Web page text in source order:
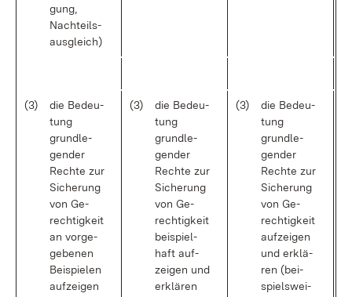
gung,
Nach­teils­
aus­gleich)
(3)
die Be­deu­
tung
grund­le­
gen­der
Rech­te zur
Si­che­rung
von Ge­
rech­tig­keit
an vor­ge­
ge­be­nen
Bei­spie­len
auf­zei­gen
(3)
die Be­deu­
tung
grund­le­
gen­der
Rech­te zur
Si­che­rung
von Ge­
rech­tig­keit
bei­spiel­
haft auf­
zei­gen und
er­klä­ren
(3)
die Be­deu­
tung
grund­le­
gen­der
Rech­te zur
Si­che­rung
von Ge­
rech­tig­keit
auf­zei­gen
und er­klä­
ren (bei­
spiels­wei­